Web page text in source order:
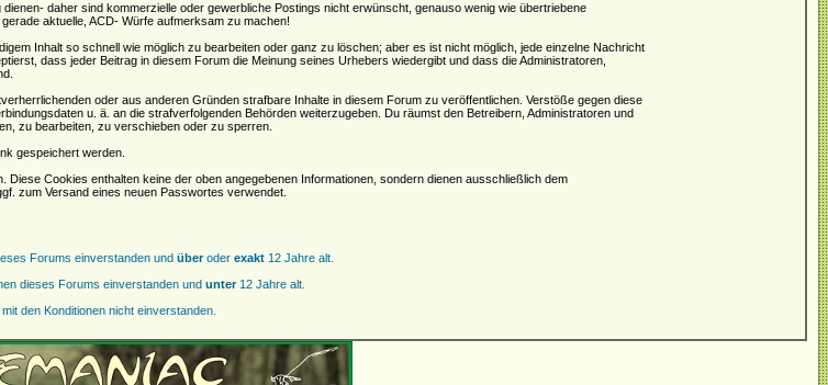
daher sind kommerzielle oder gewerbliche Postings nicht erwünscht, genauso wenig wie übertriebene
aktuelle, ACD- Würfe aufmerksam zu machen!
Inhalt so schnell wie möglich zu bearbeiten oder ganz zu löschen; aber es ist nicht möglich, jede einzelne Nachricht
dass jeder Beitrag in diesem Forum die Meinung seines Urhebers wiedergibt und dass die Administratoren,
oder aus anderen Gründen strafbare Inhalte in diesem Forum zu veröffentlichen. Verstöße gegen diese
u. ä. an die strafverfolgenden Behörden weiterzugeben. Du räumst den Betreibern, Administratoren und
zu bearbeiten, zu verschieben oder zu sperren.
gespeichert werden.
Cookies enthalten keine der oben angegebenen Informationen, sondern dienen ausschließlich dem
zum Versand eines neuen Passwortes verwendet.
Forums einverstanden und überoder exakt 12 Jahre alt.
dieses Forums einverstanden und unter12 Jahre alt.
den Konditionen nicht einverstanden.